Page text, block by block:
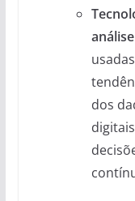
dos